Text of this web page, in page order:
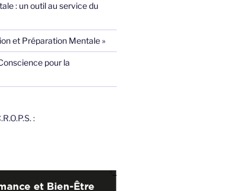
: un outil au service du
et Préparation Mentale »
pour la
: